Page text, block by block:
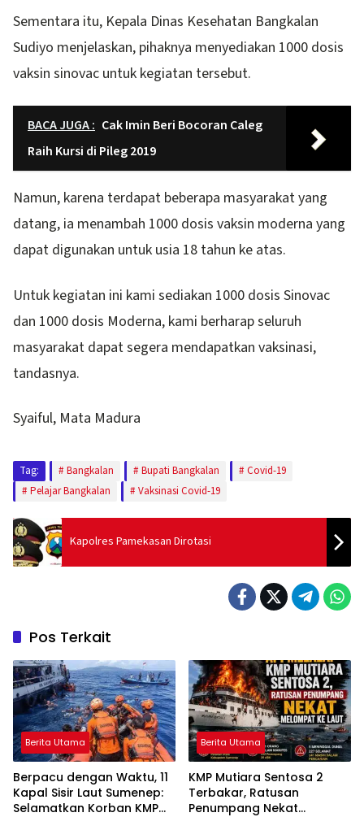
Sementara itu, Kepala Dinas Kesehatan Bangkalan
Sudiyo menjelaskan, pihaknya menyediakan 1000 dosis
vaksin sinovac untuk kegiatan tersebut.
BACA JUGA : Cak Imin Beri Bocoran Caleg
Raih Kursi di Pileg 2019
Namun, karena terdapat beberapa masyarakat yang
datang, ia menambah 1000 dosis vaksin moderna yang
dapat digunakan untuk usia 18 tahun ke atas.
Untuk kegiatan ini kami sediakan 1000 dosis Sinovac
dan 1000 dosis Moderna, kami berharap seluruh
masyarakat dapat segera mendapatkan vaksinasi,
tandasnya.
Syaiful, Mata Madura
Tag: Bangkalan Bupati Bangkalan
Covid-19
Pelajar Bangkalan
Vaksinasi Covid-19
Kapolres Pamekasan Dirotasi
Pos Terkait
Berita Utama
Berpacu dengan Waktu, 11
Kapal Sisir Laut Sumenep:
Selamatkan Korban KMP
Berita Utama
KMP Mutiara Sentosa 2
Terbakar, Ratusan
Penumpang Nekat